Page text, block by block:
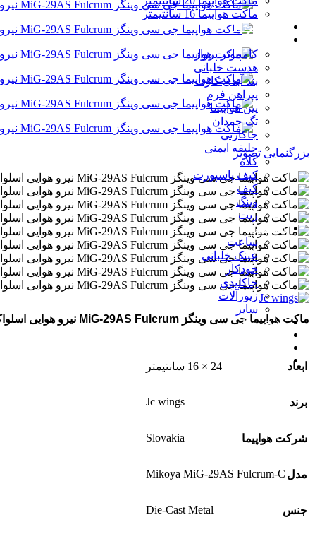
ماکت هواپیما 16 سانتیمتر
سایر ماکت ها
کامپیوتر پرواز
هدست خلبانی
بند آیدی کارت
پیراهن فرم
پین هواپیما
تگ چمدان
جاکارتی
جلیقه ایمنی
کلاه
کیف پاسپورت
کیف
وینگ
ریت
اکسسوری
ساعت
عینک خلبانی
خودکار
جاکلیدی
زیورآلات
سایر
جدیدترین‌ها
Offer
بزرگنمایی تصویر
ماکت هواپیما جی سی وینگز MiG-29AS Fulcrum نیرو هوایی اسلواکی
ابعاد 24 × 16 سانتیمتر
برند Jc wings
شرکت هواپیما Slovakia
مدل Mikoya MiG-29AS Fulcrum-C
جنس Die-Cast Metal